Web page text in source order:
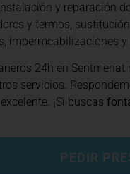
y reparación
y termos,
impermeabilizaciones y
24h en Sentmenat
servicios.
¡Si buscas
PEDIR